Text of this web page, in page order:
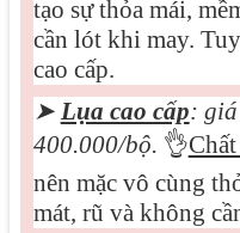
tạo sự thỏa mái,
cần lót khi may.
cao cấp.
➤ Lụa cao cấp:
400.000/bộ. 👌
nên mặc vô cùng
mát, rũ và không